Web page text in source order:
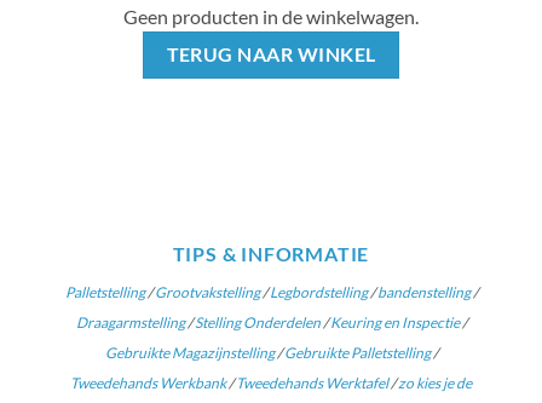
Geen producten in de winkelwagen.
TERUG NAAR WINKEL
TIPS & INFORMATIE
Palletstelling/Grootvakstelling/Legbordstelling/bandenstelling/
Draagarmstelling/Stelling Onderdelen/Keuring en Inspectie/
Gebruikte Magazijnstelling/Gebruikte Palletstelling/
Tweedehands Werkbank/Tweedehands Werktafel/zo kies je de